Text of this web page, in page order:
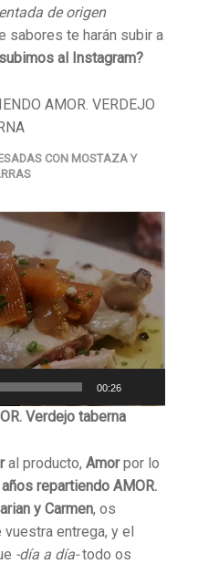
de origen
sabores te harán subir a
al Instagram?
CON MOSTAZA Y
00:26
Verdejo taberna
al producto, Amorpor lo
repartiendo AMOR.
y Carmen, os
entrega, y el
-día a día-todo os